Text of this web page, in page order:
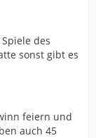
des
sonst gibt es
feiern und
auch 45